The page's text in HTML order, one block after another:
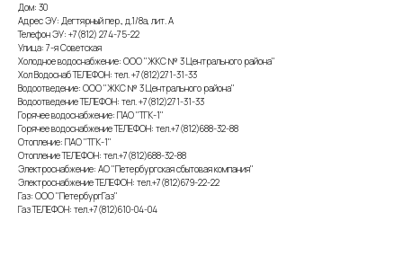
Дом: 30
Адрес ЭУ: Дегтярный пер., д.1/8а, лит. А
Телефон ЭУ: +7(812) 274-75-22
Улица: 7-я Советская
Холодное водоснабжение: ООО "ЖКС № 3 Центрального района"
Хол Водоснаб ТЕЛЕФОН: тел. +7(812)271-31-33
Водоотведение: ООО "ЖКС № 3 Центрального района"
Водоотведение ТЕЛЕФОН: тел. +7(812)271-31-33
Горячее водоснабжение: ПАО "ТГК-1"
Горячее водоснабжение ТЕЛЕФОН: тел.+7(812)688-32-88
Отопление: ПАО "ТГК-1"
Отопление ТЕЛЕФОН: тел.+7(812)688-32-88
Электроснабжение: АО "Петербургская сбытовая компания"
Электроснабжение ТЕЛЕФОН: тел.+7(812)679-22-22
Газ: ООО "ПетербургГаз"
Газ ТЕЛЕФОН: тел.+7(812)610-04-04